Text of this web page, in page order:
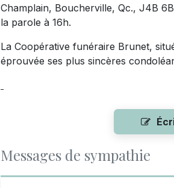
Champlain, Boucherville, Qc., J4B
la parole à 16h.
La Coopérative funéraire Brunet,
éprouvée ses plus sincères
Messages de sympathie